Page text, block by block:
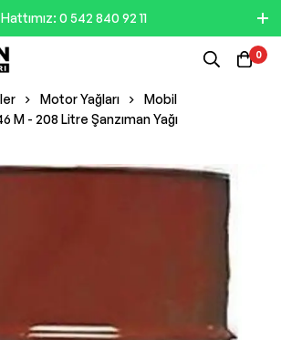
0 542 840 92 11
0
Motor Yağları
Mobil
M - 208 Litre Şanzıman Yağı